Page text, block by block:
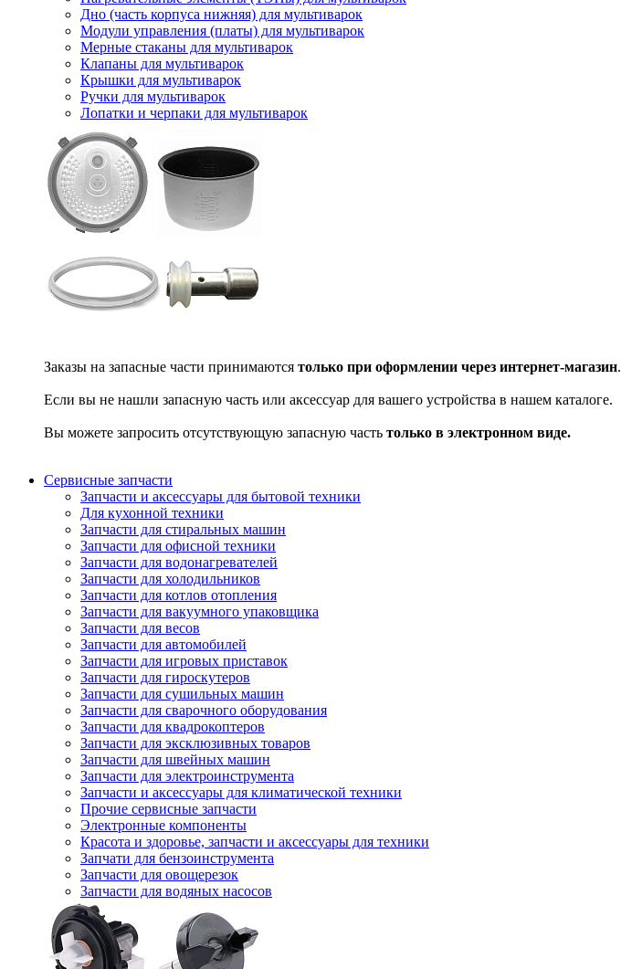
Дно (часть корпуса нижняя) для мультиварок
Модули управления (платы) для мультиварок
Мерные стаканы для мультиварок
Клапаны для мультиварок
Крышки для мультиварок
Ручки для мультиварок
Лопатки и черпаки для мультиварок
Заказы на запасные части принимаются только при оформлении через интернет-магазин.
Если вы не нашли запасную часть или аксессуар для вашего устройства в нашем каталоге.
Вы можете запросить отсутствующую запасную часть только в электронном виде.
Сервисные запчасти
Запчасти и аксессуары для бытовой техники
Для кухонной техники
Запчасти для стиральных машин
Запчасти для офисной техники
Запчасти для водонагревателей
Запчасти для холодильников
Запчасти для котлов отопления
Запчасти для вакуумного упаковщика
Запчасти для весов
Запчасти для автомобилей
Запчасти для игровых приставок
Запчасти для гироскутеров
Запчасти для сушильных машин
Запчасти для сварочного оборудования
Запчасти для квадрокоптеров
Запчасти для эксклюзивных товаров
Запчасти для швейных машин
Запчасти для электроинструмента
Запчасти и аксессуары для климатической техники
Прочие сервисные запчасти
Электронные компоненты
Красота и здоровье, запчасти и аксессуары для техники
Запчати для бензоинструмента
Запчасти для овощерезок
Запчасти для водяных насосов